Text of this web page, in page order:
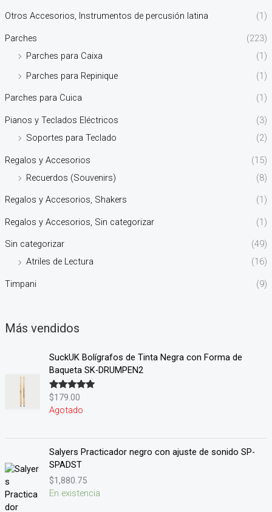
Otros Accesorios, Instrumentos de percusión latina (1)
Parches
(223)
Parches para Caixa
(1)
Parches para Repinique
(1)
Parches para Cuica (1)
Pianos y Teclados Eléctricos
(3)
Soportes para Teclado
(2)
Regalos y Accesorios
(15)
Recuerdos (Souvenirs)
(8)
Regalos y Accesorios, Shakers (1)
Regalos y Accesorios, Sin categorizar (1)
Sin categorizar
(49)
Atriles de Lectura
(16)
Timpani (9)
Más vendidos
SuckUK Bolígrafos de Tinta Negra con Forma de
Baqueta SK-DRUMPEN2
Valorado en
5.00 de 5
$179.00
Agotado
Salyers Practicador negro con ajuste de sonido SP-
SPADST
$1,880.75
En existencia